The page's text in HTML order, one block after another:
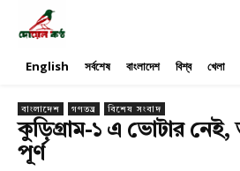
English সর্বশেষ বাংলাদেশ বিশ্ব খেলা
বাংলাদেশ গণতন্ত্র বিশেষ সংবাদ
কুড়িগ্রাম-১ এ ভোটার
পূর্ণ